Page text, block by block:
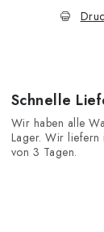
Schnelle
Wir haben alle
Lager. Wir liefern
von 3 Tagen.